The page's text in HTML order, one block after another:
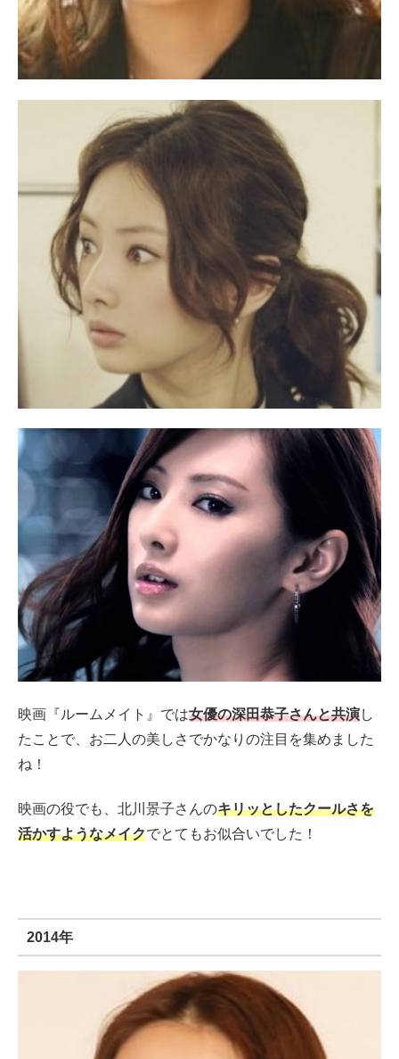
映画『ルームメイト』では女優の深田恭子さんと共演し
たことで、お二人の美しさでかなりの注目を集めました
ね！
映画の役でも、北川景子さんのキリッとしたクールさを
活かすようなメイクでとてもお似合いでした！
2014年